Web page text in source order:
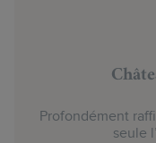
Profondément
seule